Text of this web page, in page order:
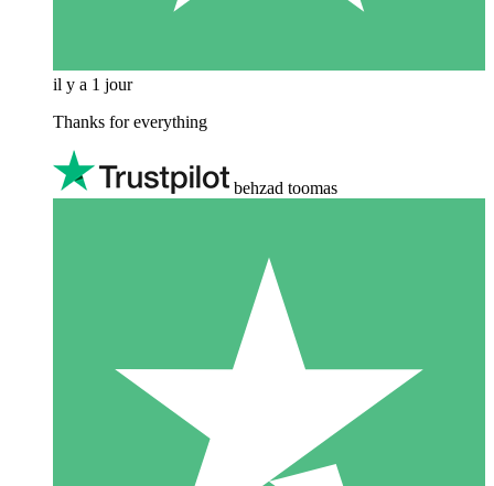
il y a 1 jour
Thanks for everything
behzad toomas